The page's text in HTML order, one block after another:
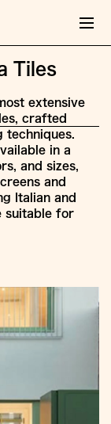
Tiles
extensive
crafted
in a
and sizes,
and
Italian and
suitable for